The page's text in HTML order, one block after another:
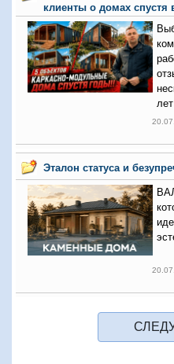
клиенты о домах спустя
Эталон статуса и